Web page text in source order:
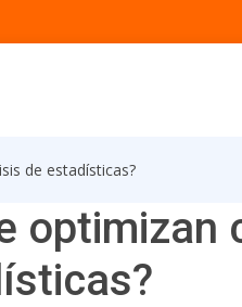
de estadísticas?
optimizan